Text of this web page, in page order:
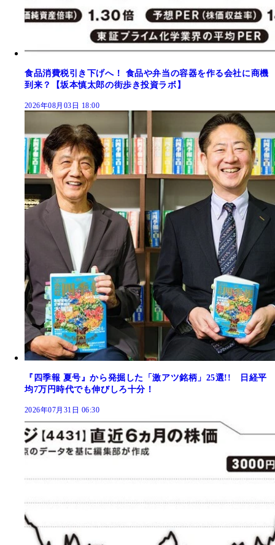
食品消費税引き下げへ！ 食品や弁当の容器を作る会社に商機
到来？【坂本慎太郎の街歩き投資ラボ】
2026年08月03日 18:00
『四季報 夏号』から発掘した「激アツ銘柄」25選!! 日経平
均7万円時代でも伸びしろ十分！
2026年07月31日 06:30